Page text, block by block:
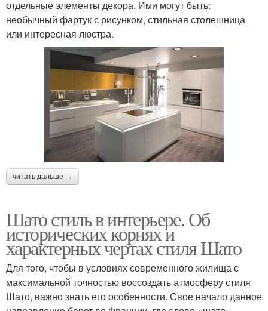
отдельные элементы декора. Ими могут быть:
необычный фартук с рисунком, стильная столешница
или интересная люстра.
читать дальше →
Шато стиль в интерьере. Об
исторических корнях и
характерных чертах стиля Шато
Для того, чтобы в условиях современного жилища с
максимальной точностью воссоздать атмосферу стиля
Шато, важно знать его особенности. Свое начало данное